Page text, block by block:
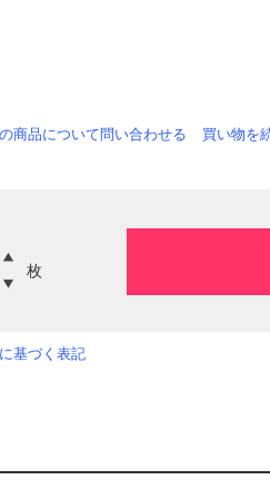
商品について問い合わせる 買い物を
枚
基づく表記